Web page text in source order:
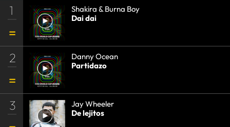
1
Shakira & Burna Boy
Dai dai
2
Danny Ocean
Partidazo
3
Jay Wheeler
De lejitos